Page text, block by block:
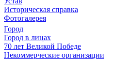
Историческая справка
Фотогалерея
Город
Город в лицах
70 лет Великой Победе
Некоммерческие организации